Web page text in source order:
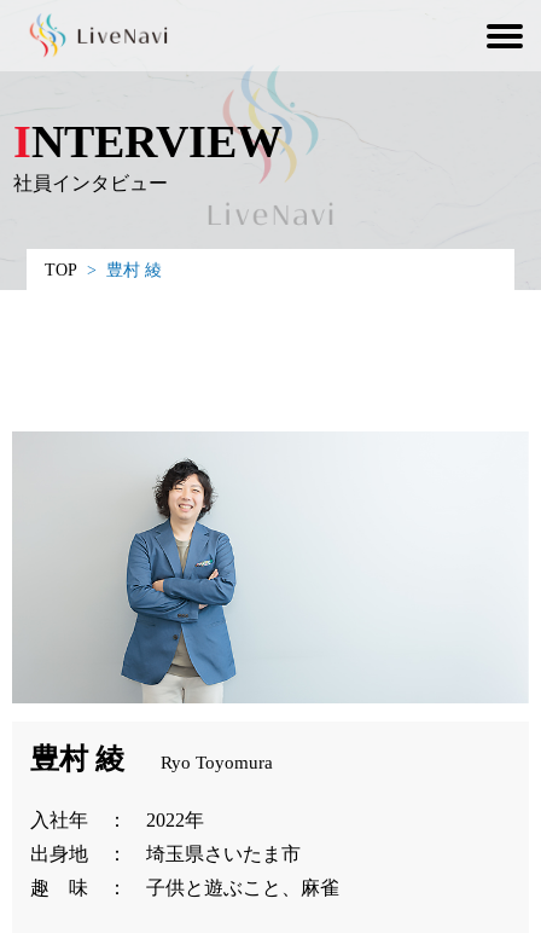
INTERVIEW
社員インタビュー
TOP > 豊村 綾
豊村 綾 Ryo Toyomura
入社年 ： 2022年
出身地 ： 埼玉県さいたま市
趣 味 ： 子供と遊ぶこと、麻雀